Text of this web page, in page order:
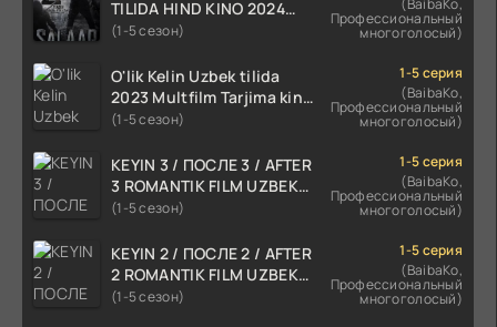
TILIDA HIND KINO 2024
TARJIMA 720p HD Skachat
(1-5 сезон)
(BaibaKo,
Профессиональный
многоголосый)
O'lik Kelin Uzbek tilida
2023 Multfilm Tarjima kino
skachat
(1-5 сезон)
1-5 серия
(BaibaKo,
Профессиональный
многоголосый)
KEYIN 3 / ПОСЛЕ 3 / AFTER
3 ROMANTIK FILM UZBEK
TILIDA 2021 TARJIMA FILM
(1-5 сезон)
1-5 серия
(BaibaKo,
Профессиональный
многоголосый)
KEYIN 2 / ПОСЛЕ 2 / AFTER
2 ROMANTIK FILM UZBEK
TILIDA 2020 TARJIMA FILM
(1-5 сезон)
1-5 серия
(BaibaKo,
Профессиональный
многоголосый)